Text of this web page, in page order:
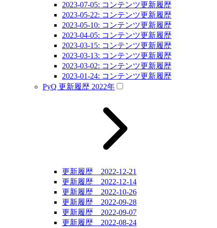
2023-07-05: コンテンツ更新履歴
2023-05-22: コンテンツ更新履歴
2023-05-10: コンテンツ更新履歴
2023-04-05: コンテンツ更新履歴
2023-03-15: コンテンツ更新履歴
2023-03-13: コンテンツ更新履歴
2023-03-02: コンテンツ更新履歴
2023-01-24: コンテンツ更新履歴
PyQ 更新履歴 2022年
更新履歴 2022-12-21
更新履歴 2022-12-14
更新履歴 2022-10-26
更新履歴 2022-09-28
更新履歴 2022-09-07
更新履歴 2022-08-24